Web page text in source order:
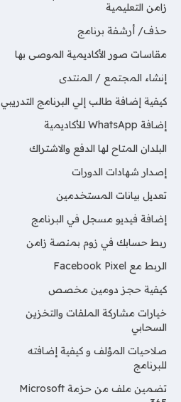
زامن التعليمية
حذف/ أرشفة برنامج
مقاسات صور الأكاديمية الموصى بها
إنشاء المجتمع / المنتدى
كيفية إضافة طالب إلي البرنامج التدريبي
إضافة WhatsApp للأكاديمية
البلدان المتاح لها الدفع والاشتراك
إصدار شهادات الدورات
تعديل بيانات المستخدمين
إضافة فيديو مسجل في البرنامج
ربط حسابك في زوم بمنصة زامن
الربط مع Facebook Pixel
كيفية حجز دومين مخصص
خيارات مشاركة الملفات والتخزين
السحابي
صلاحيات المؤلف و كيفية إضافته
للبرنامج
تضمين ملف من حزمة Microsoft